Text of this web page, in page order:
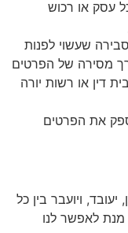
או רכוש
שעשוי לפנות
של הפרטים
או רשות יורה
את הפרטים
ויועבר בין כל
לאפשר לנו